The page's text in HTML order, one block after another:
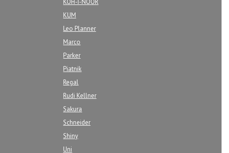
KOH-I-NOOR
KUM
Leo Planner
Marco
Parker
Piatnik
Regal
Rudi Kellner
Sakura
Schneider
Shiny
Uni